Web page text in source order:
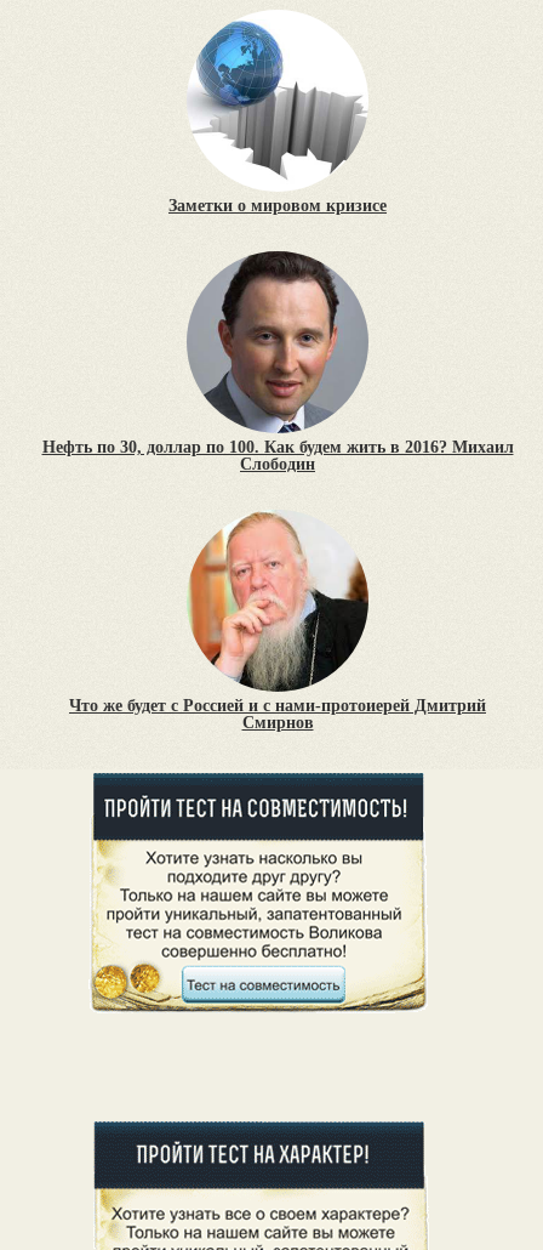
Заметки о мировом кризисе
Нефть по 30, доллар по 100. Как будем жить в 2016? Михаил
Слободин
Что же будет с Россией и с нами-протоиерей Дмитрий
Смирнов